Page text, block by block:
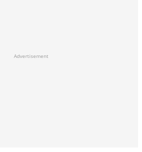
Advertisement